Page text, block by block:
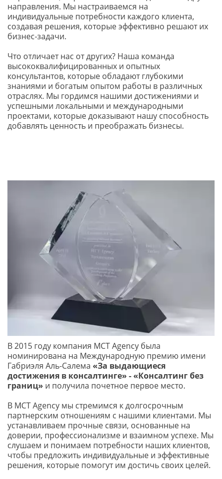
направления. Мы настраиваемся на
индивидуальные потребности каждого клиента,
создавая решения, которые эффективно решают их
бизнес-задачи.
Что отличает нас от других? Наша команда
высококвалифицированных и опытных
консультантов, которые обладают глубокими
знаниями и богатым опытом работы в различных
отраслях. Мы гордимся нашими достижениями и
успешными локальными и международными
проектами, которые доказывают нашу способность
добавлять ценность и преображать бизнесы.
В 2015 году компания МСТ Agency была
номинирована на Международную премию имени
Габриэля Аль-Салема «За выдающиеся
достижения в консалтинге» - «Консалтинг без
границ» и получила почетное первое место.
В МСТ Agency мы стремимся к долгосрочным
партнерским отношениям с нашими клиентами. Мы
устанавливаем прочные связи, основанные на
доверии, профессионализме и взаимном успехе. Мы
слушаем и понимаем потребности наших клиентов,
чтобы предложить индивидуальные и эффективные
решения, которые помогут им достичь своих целей.